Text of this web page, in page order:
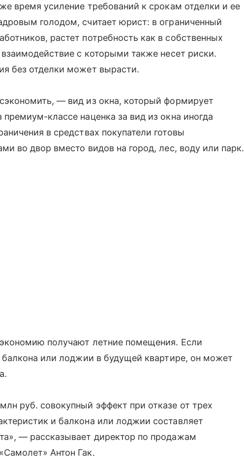
время усиление требований к срокам отделки и ее
голодом, считает юрист: в ограниченный
растет потребность как в собственных
с которыми также несет риски.
без отделки может вырасти.
— вид из окна, который формирует
классе наценка за вид из окна иногда
в средствах покупатели готовы
во двор вместо видов на город, лес, воду или парк.
получают летние помещения. Если
балкона или лоджии в будущей квартире, он может
руб. совокупный эффект при отказе от трех
и балкона или лоджии составляет
— рассказывает директор по продажам
Антон Гак.